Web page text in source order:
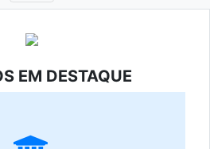
EM DESTAQUE